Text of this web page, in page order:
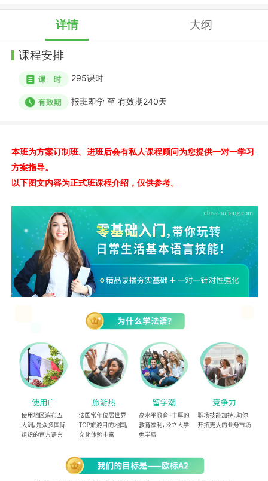
详情 大纲
课程安排
295课时
报班即学至 有效期240天
本班为方案订制班。进班后会有私人课程顾问为您提供一对一学习
方案指导。
以下图文内容为正式班课程介绍，仅供参考。